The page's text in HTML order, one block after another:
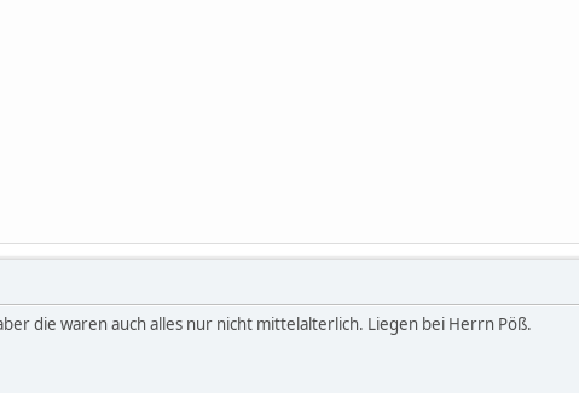
die waren auch alles nur nicht mittelalterlich. Liegen bei Herrn Pöß.